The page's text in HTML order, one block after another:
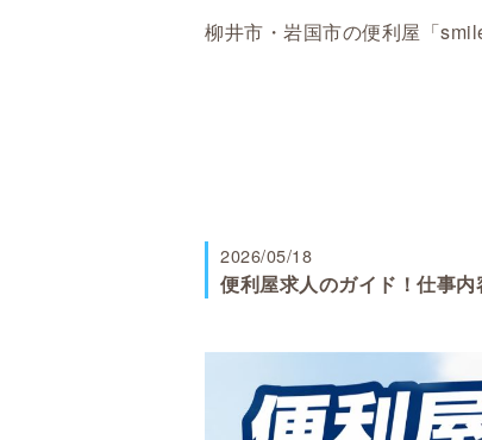
柳井市・岩国市の便利屋「
2026/05/18
便利屋求人のガイド！仕事